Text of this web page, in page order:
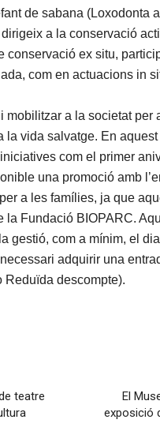
de sabana (Loxodonta
a la conservació
conservació ex situ,
com en actuacions in
a la societat per
la vida salvatge. En
com el primer
una promoció amb
a les famílies, ja que
la Fundació BIOPARC.
gestió, com a mínim, el
adquirir una
Reduïda descompte).
teatre
El
exposició